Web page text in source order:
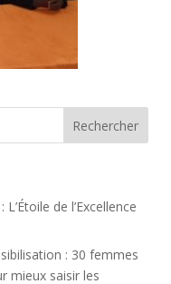
de l’Excellence
: 30 femmes
mieux saisir les